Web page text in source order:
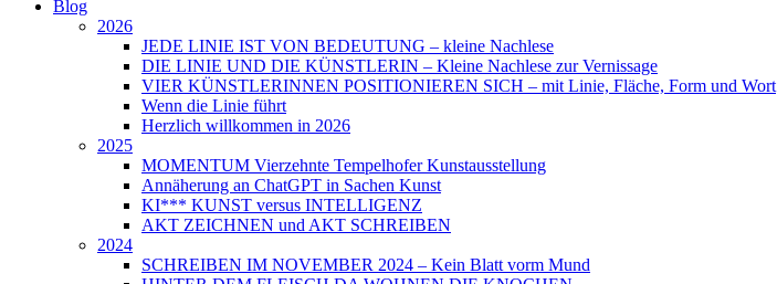
Blog
2026
JEDE LINIE IST VON BEDEUTUNG – kleine Nachlese
DIE LINIE UND DIE KÜNSTLERIN – Kleine Nachlese zur Vernissage
VIER KÜNSTLERINNEN POSITIONIEREN SICH – mit Linie, Fläche, Form und Wort
Wenn die Linie führt
Herzlich willkommen in 2026
2025
MOMENTUM Vierzehnte Tempelhofer Kunstausstellung
Annäherung an ChatGPT in Sachen Kunst
KI*** KUNST versus INTELLIGENZ
AKT ZEICHNEN und AKT SCHREIBEN
2024
SCHREIBEN IM NOVEMBER 2024 – Kein Blatt vorm Mund